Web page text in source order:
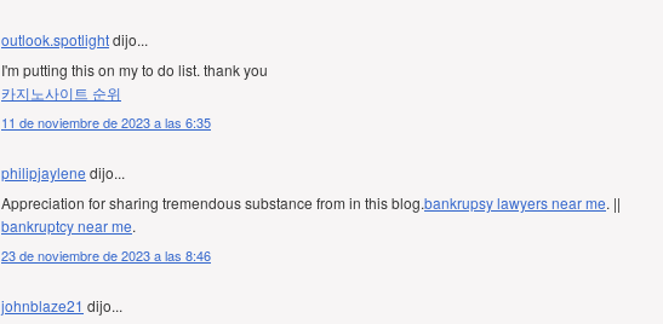
outlook.spotlightdijo...
I'm putting this on my to do list. thank you
카지노사이트 순위
11 de noviembre de 2023 a las 6:35
philipjaylene dijo...
Appreciation for sharing tremendous substance from in this blog.bankrupsy lawyers near me. ||
bankruptcy near me.
23 de noviembre de 2023 a las 8:46
johnblaze21 dijo...